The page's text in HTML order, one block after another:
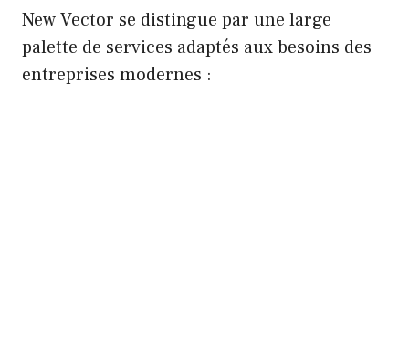
New Vector se distingue par une large
palette de services adaptés aux besoins des
entreprises modernes :